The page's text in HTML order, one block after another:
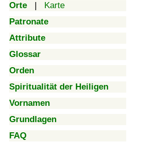
Orte | Karte
Patronate
Attribute
Glossar
Orden
Spiritualität der Heiligen
Vornamen
Grundlagen
FAQ